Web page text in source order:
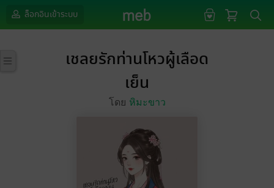
ล็อกอินเข้าระบบ
เชลยรักท่านโหวผู้เลือด
เย็น
โดย หิมะขาว